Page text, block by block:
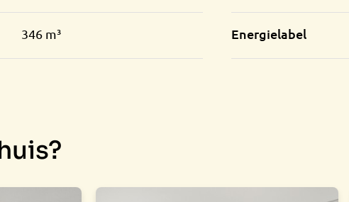
346 m³ Energielabel